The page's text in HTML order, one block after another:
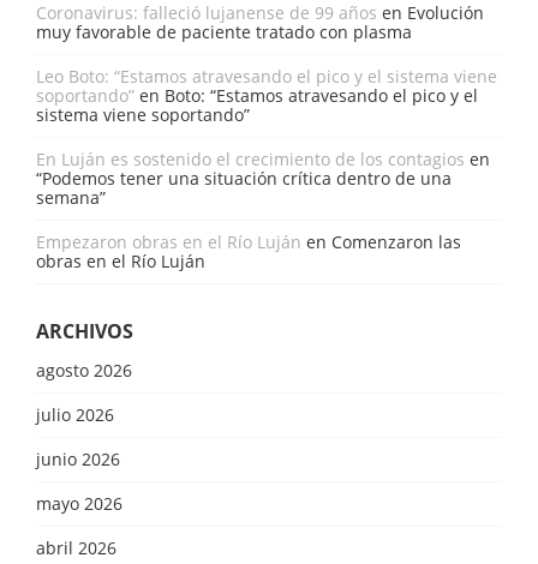
Coronavirus: falleció lujanense de 99 años en Evolución
muy favorable de paciente tratado con plasma
Leo Boto: “Estamos atravesando el pico y el sistema viene
soportando” en Boto: “Estamos atravesando el pico y el
sistema viene soportando”
En Luján es sostenido el crecimiento de los contagios en
“Podemos tener una situación crítica dentro de una
semana”
Empezaron obras en el Río Luján en Comenzaron las
obras en el Río Luján
ARCHIVOS
agosto 2026
julio 2026
junio 2026
mayo 2026
abril 2026